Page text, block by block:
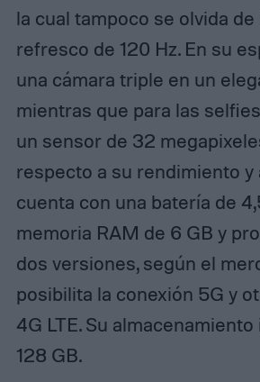
la cual tampoco se olvida de
refresco de 120 Hz. En su
una cámara triple en un
mientras que para las
un sensor de 32
respecto a su rendimiento y
cuenta con una batería de
memoria RAM de 6 GB y
dos versiones, según el
posibilita la conexión 5G y
4G LTE. Su
128 GB.